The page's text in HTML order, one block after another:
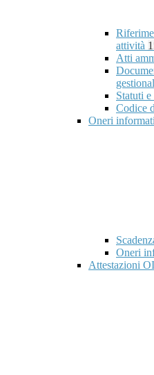
attività
Atti
Statuti
Codice
Oneri
Oneri
Attestazioni